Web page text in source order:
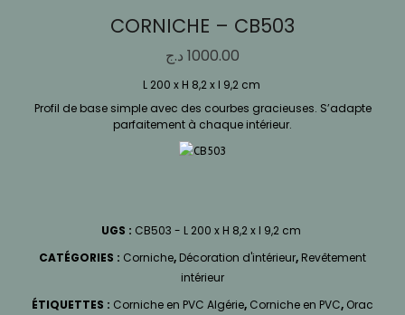
CORNICHE – CB503
1000.00 د.ج
L 200 x H 8,2 x l 9,2 cm
Profil de base simple avec des courbes gracieuses. S’adapte
parfaitement à chaque intérieur.
UGS : CB503 - L 200 x H 8,2 x l 9,2 cm
CATÉGORIES : Corniche, Décoration d'intérieur, Revêtement
intérieur
ÉTIQUETTES : Corniche en PVC Algérie, Corniche en PVC, Orac